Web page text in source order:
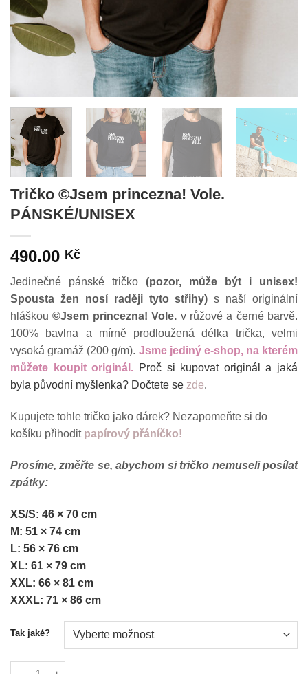
Tričko ©Jsem princezna! Vole.
PÁNSKÉ/UNISEX
490.00 Kč
Jedinečné pánské tričko (pozor, může být i unisex!
Spousta žen nosí raději tyto střihy) s naší originální
hláškou©Jsem princezna! Vole. v růžové a černé barvě.
100% bavlna a mírně prodloužená délka trička, velmi
vysoká gramáž (200 g/m). Jsme jediný e-shop, na kterém
můžete koupit originál. Proč si kupovat originál a jaká
byla původní myšlenka? Dočtete se zde.
Kupujete tohle tričko jako dárek? Nezapomeňte si do
košíku přihodit papírový přáníčko!
Prosíme, změřte se, abychom si tričko nemuseli posílat
zpátky:
XS/S: 46 × 70 cm
M: 51 × 74 cm
L: 56 × 76 cm
XL: 61 × 79 cm
XXL: 66 × 81 cm
XXXL: 71 × 86 cm
Tak jaké?
Tričko ©Jsem princezna! Vole. PÁNSKÉ/UNISEX množství